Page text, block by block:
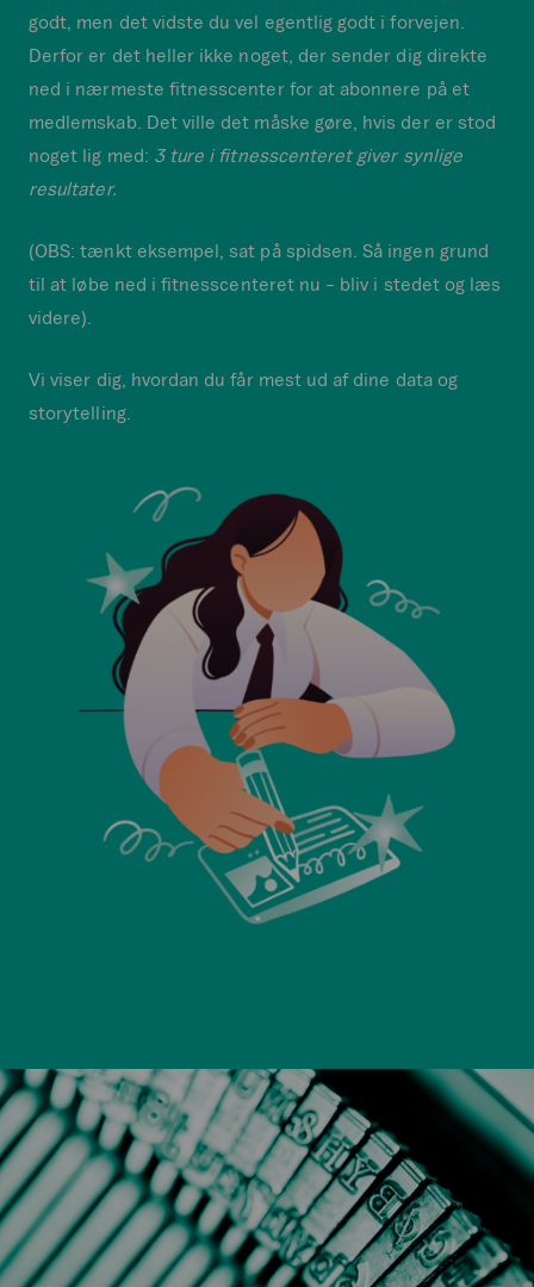
godt, men det vidste du vel egentlig godt i forvejen.
Derfor er det heller ikke noget, der sender dig direkte
ned i nærmeste fitnesscenter for at abonnere på et
medlemskab. Det ville det måske gøre, hvis der er stod
noget lig med: 3 ture i fitnesscenteret giver synlige
resultater.
(OBS: tænkt eksempel, sat på spidsen. Så ingen grund
til at løbe ned i fitnesscenteret nu – bliv i stedet og læs
videre).
Vi viser dig, hvordan du får mest ud af dine data og
storytelling.